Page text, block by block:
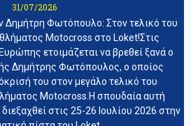
31/07/2026
Δημήτρη Φωτόπουλο: Στον τελικό του
Motocross στο Loket!Στις
ετοιμάζεται να βρεθεί ξανά ο
Δημήτρης Φωτόπουλος, ο οποίος
του στον μεγάλο τελικό του
Motocross.Η σπουδαία αυτή
στις 25-26 Ιουλίου 2026 στην